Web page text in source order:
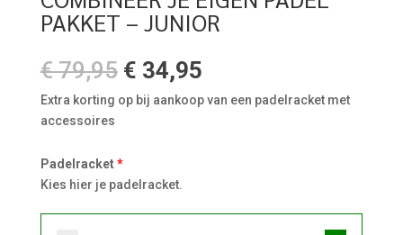
PAKKET – JUNIOR
€79,95 € 34,95
Extra korting op bij aankoop van een padelracket met
accessoires
Padelracket
Kies hier je padelracket.